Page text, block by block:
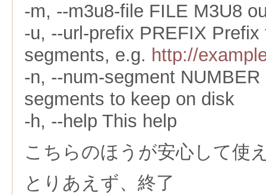
-m, --m3u8-file FILE M3U8
-u, --url-prefix PREFIX
segments, e.g. http://
-n, --num-segment
segments to keep on disk
-h, --help This help
こちらのほうが安心して使
とりあえず、終了